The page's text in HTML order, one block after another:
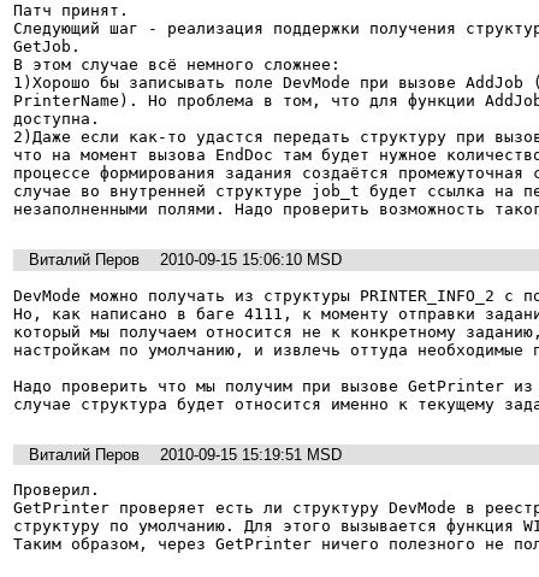
Патч принят.
Следующий шаг - реализация поддержки получения
GetJob.
В этом случае всё немного сложнее:
1)Хорошо бы записывать поле DevMode при вызове
PrinterName). Но проблема в том, что для функции AddJob
доступна.
2)Даже если как-то удастся передать структуру при
что на момент вызова EndDoc там будет нужное
процессе формирования задания создаётся промежуточная
случае во внутренней структуре job_t будет ссылка на
незаполненными полями. Надо проверить возможность
Виталий Перов
2010-09-15 15:06:10 MSD
DevMode можно получать из структуры PRINTER_INFO_2
Но, как написано в баге 4111, к моменту отправки
который мы получаем относится не к конкретному
настройкам по умолчанию, и извлечь оттуда необходимые
Надо проверить что мы получим при вызове GetPrinter
случае структура будет относится именно к текущему
Виталий Перов
2010-09-15 15:19:51 MSD
Проверил.
GetPrinter проверяет есть ли структуру DevMode в
структуру по умолчанию. Для этого вызывается функция
Таким образом, через GetPrinter ничего полезного не